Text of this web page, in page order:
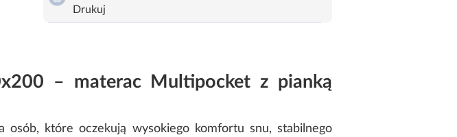
Drukuj
– materac Multipocket z pianką
które oczekują wysokiego komfortu snu, stabilnego